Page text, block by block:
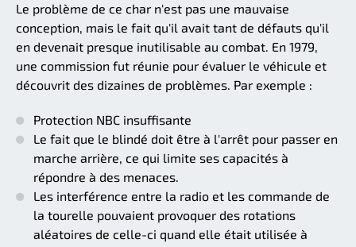
Le problème de ce char n'est pas une mauvaise
conception, mais le fait qu'il avait tant de défauts qu'il
en devenait presque inutilisable au combat. En 1979,
une commission fut réunie pour évaluer le véhicule et
découvrit des dizaines de problèmes. Par exemple :
Protection NBC insuffisante
Le fait que le blindé doit être à l'arrêt pour passer en
marche arrière, ce qui limite ses capacités à
répondre à des menaces.
Les interférence entre la radio et les commande de
la tourelle pouvaient provoquer des rotations
aléatoires de celle-ci quand elle était utilisée à